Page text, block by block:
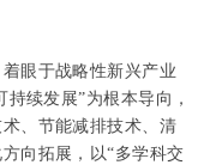
眼于战略性新兴产业
续发展”为根本导向，
、节能减排技术、清
向拓展，以“多学科交